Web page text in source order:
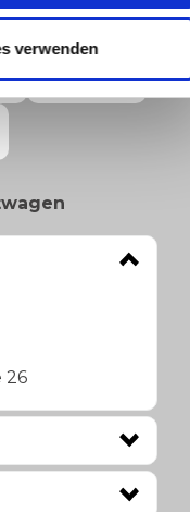
verwenden
Kia Seltos
Kia Stonic
26